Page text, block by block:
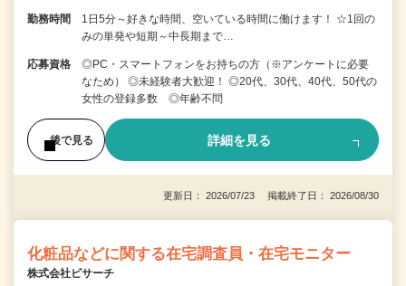
勤務時間
1日5分～好きな時間、空いている時間に働けます！ ☆1回の
みの単発や短期～中長期まで…
応募資格
◎PC・スマートフォンをお持ちの方（※アンケートに必要
なため） ◎未経験者大歓迎！ ◎20代、30代、40代、50代の
女性の登録多数 ◎年齢不問
後で見る 詳細を見る
更新日： 2026/07/23 掲載終了日： 2026/08/30
化粧品などに関する在宅調査員・在宅モニター
株式会社ビサーチ